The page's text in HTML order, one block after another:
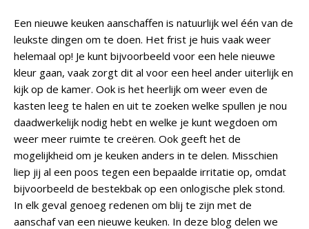
Een nieuwe keuken aanschaffen is natuurlijk wel één van de
leukste dingen om te doen. Het frist je huis vaak weer
helemaal op! Je kunt bijvoorbeeld voor een hele nieuwe
kleur gaan, vaak zorgt dit al voor een heel ander uiterlijk en
kijk op de kamer. Ook is het heerlijk om weer even de
kasten leeg te halen en uit te zoeken welke spullen je nou
daadwerkelijk nodig hebt en welke je kunt wegdoen om
weer meer ruimte te creëren. Ook geeft het de
mogelijkheid om je keuken anders in te delen. Misschien
liep jij al een poos tegen een bepaalde irritatie op, omdat
bijvoorbeeld de bestekbak op een onlogische plek stond.
In elk geval genoeg redenen om blij te zijn met de
aanschaf van een nieuwe keuken. In deze blog delen we